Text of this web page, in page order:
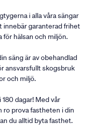
i alla våra sängar
innebär garanterad frihet
för hälsan och miljön.
säng är av obehandlad
ansvarsfullt skogsbruk
och miljö.
180 dagar! Med vår
ro prova fastheten i din
du alltid byta fasthet.